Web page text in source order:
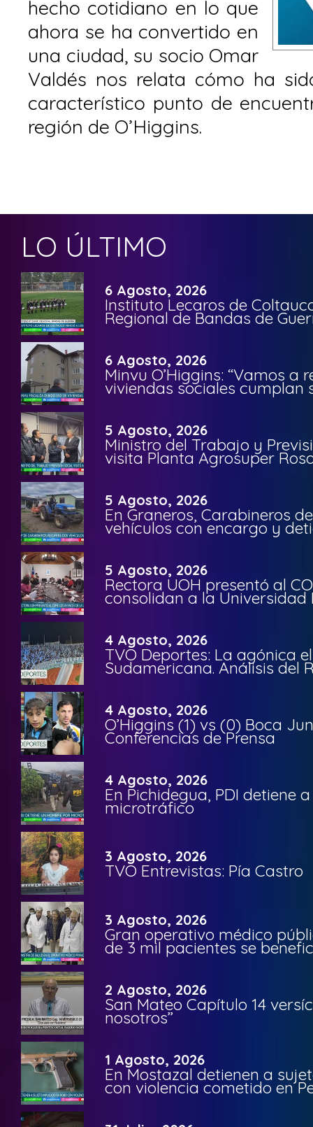
hecho cotidiano en lo que
ahora se ha convertido en
una ciudad, su socio Omar
Valdés nos relata cómo ha
característico punto de
región de O’Higgins.
LO ÚLTIMO
6 Agosto, 2026
Instituto Lecaros de
Regional de Bandas de
6 Agosto, 2026
Minvu O’Higgins: “Vamos a
viviendas sociales cumplan
5 Agosto, 2026
Ministro del Trabajo y
visita Planta Agrosuper
5 Agosto, 2026
En Graneros, Carabineros
vehículos con encargo y
5 Agosto, 2026
Rectora UOH presentó al
consolidan a la Universidad
4 Agosto, 2026
TVO Deportes: La agónica
Sudamericana. Análisis del
4 Agosto, 2026
O’Higgins (1) vs (0) Boca
Conferencias de Prensa
4 Agosto, 2026
En Pichidegua, PDI detiene
microtráfico
3 Agosto, 2026
TVO Entrevistas: Pía Castro
3 Agosto, 2026
Gran operativo médico
de 3 mil pacientes se
2 Agosto, 2026
San Mateo Capítulo 14
nosotros”
1 Agosto, 2026
En Mostazal detienen a
con violencia cometido en